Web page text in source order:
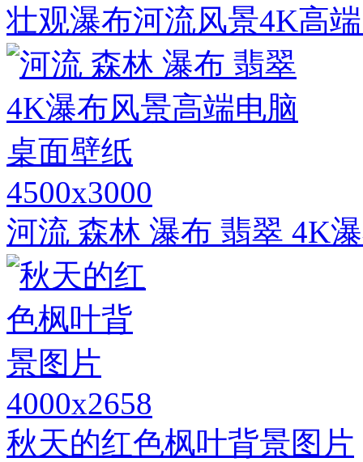
壮观瀑布河流风景4K高
4500x3000
河流 森林 瀑布 翡翠 4K
4000x2658
秋天的红色枫叶背景图片